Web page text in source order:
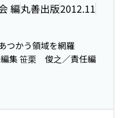
編丸善出版2012.11
つかう領域を網羅
集 笹栗 俊之／責任編